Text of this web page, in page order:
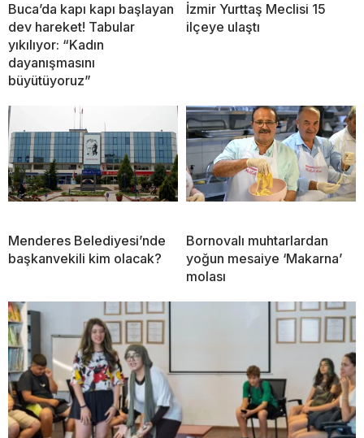
Buca’da kapı kapı başlayan
dev hareket! Tabular
yıkılıyor: “Kadın
dayanışmasını
büyütüyoruz”
İzmir Yurttaş Meclisi 15
ilçeye ulaştı
Menderes Belediyesi’nde
başkanvekili kim olacak?
Bornovalı muhtarlardan
yoğun mesaiye ‘Makarna’
molası